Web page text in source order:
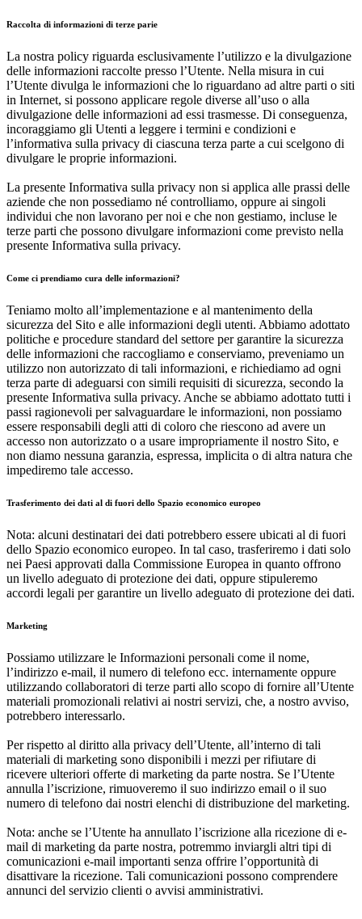
Raccolta di informazioni di terze parie
La nostra policy riguarda esclusivamente l’utilizzo e la divulgazione
delle informazioni raccolte presso l’Utente. Nella misura in cui
l’Utente divulga le informazioni che lo riguardano ad altre parti o siti
in Internet, si possono applicare regole diverse all’uso o alla
divulgazione delle informazioni ad essi trasmesse. Di conseguenza,
incoraggiamo gli Utenti a leggere i termini e condizioni e
l’informativa sulla privacy di ciascuna terza parte a cui scelgono di
divulgare le proprie informazioni.
La presente Informativa sulla privacy non si applica alle prassi delle
aziende che non possediamo né controlliamo, oppure ai singoli
individui che non lavorano per noi e che non gestiamo, incluse le
terze parti che possono divulgare informazioni come previsto nella
presente Informativa sulla privacy.
Come ci prendiamo cura delle informazioni?
Teniamo molto all’implementazione e al mantenimento della
sicurezza del Sito e alle informazioni degli utenti. Abbiamo adottato
politiche e procedure standard del settore per garantire la sicurezza
delle informazioni che raccogliamo e conserviamo, preveniamo un
utilizzo non autorizzato di tali informazioni, e richiediamo ad ogni
terza parte di adeguarsi con simili requisiti di sicurezza, secondo la
presente Informativa sulla privacy. Anche se abbiamo adottato tutti i
passi ragionevoli per salvaguardare le informazioni, non possiamo
essere responsabili degli atti di coloro che riescono ad avere un
accesso non autorizzato o a usare impropriamente il nostro Sito, e
non diamo nessuna garanzia, espressa, implicita o di altra natura che
impediremo tale accesso.
Trasferimento dei dati al di fuori dello Spazio economico europeo
Nota: alcuni destinatari dei dati potrebbero essere ubicati al di fuori
dello Spazio economico europeo. In tal caso, trasferiremo i dati solo
nei Paesi approvati dalla Commissione Europea in quanto offrono
un livello adeguato di protezione dei dati, oppure stipuleremo
accordi legali per garantire un livello adeguato di protezione dei dati.
Marketing
Possiamo utilizzare le Informazioni personali come il nome,
l’indirizzo e-mail, il numero di telefono ecc. internamente oppure
utilizzando collaboratori di terze parti allo scopo di fornire all’Utente
materiali promozionali relativi ai nostri servizi, che, a nostro avviso,
potrebbero interessarlo.
Per rispetto al diritto alla privacy dell’Utente, all’interno di tali
materiali di marketing sono disponibili i mezzi per rifiutare di
ricevere ulteriori offerte di marketing da parte nostra. Se l’Utente
annulla l’iscrizione, rimuoveremo il suo indirizzo email o il suo
numero di telefono dai nostri elenchi di distribuzione del marketing.
Nota: anche se l’Utente ha annullato l’iscrizione alla ricezione di e-
mail di marketing da parte nostra, potremmo inviargli altri tipi di
comunicazioni e-mail importanti senza offrire l’opportunità di
disattivare la ricezione. Tali comunicazioni possono comprendere
annunci del servizio clienti o avvisi amministrativi.